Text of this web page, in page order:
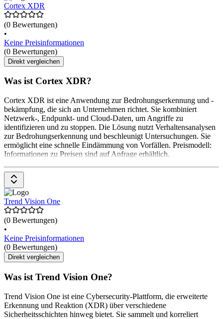
Cortex XDR
(0 Bewertungen)
•
Keine Preisinformationen
(0 Bewertungen)
Direkt vergleichen
Was ist Cortex XDR?
Cortex XDR ist eine Anwendung zur Bedrohungserkennung und -
bekämpfung, die sich an Unternehmen richtet. Sie kombiniert
Netzwerk-, Endpunkt- und Cloud-Daten, um Angriffe zu
identifizieren und zu stoppen. Die Lösung nutzt Verhaltensanalysen
zur Bedrohungserkennung und beschleunigt Untersuchungen. Sie
ermöglicht eine schnelle Eindämmung von Vorfällen. Preismodell:
Informationen zu Preisen sind auf Anfrage erhältlich.
Trend Vision One
(0 Bewertungen)
•
Keine Preisinformationen
(0 Bewertungen)
Direkt vergleichen
Was ist Trend Vision One?
Trend Vision One ist eine Cybersecurity-Plattform, die erweiterte
Erkennung und Reaktion (XDR) über verschiedene
Sicherheitsschichten hinweg bietet. Sie sammelt und korreliert